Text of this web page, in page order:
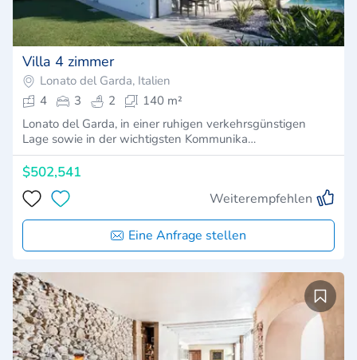
Villa 4 zimmer
Lonato del Garda, Italien
4
3 2
140 m²
Lonato del Garda, in einer ruhigen verkehrsgünstigen
Lage sowie in der wichtigsten Kommunika…
$502,541
Weiterempfehlen
Eine Anfrage stellen